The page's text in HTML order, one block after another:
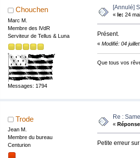
Chouchen
Marc M.
Membre des lVdR
Serviteur de Tellus & Luna
Messages: 1794
[Annulé]
« le: 24
Présent.
« Modifié: 04
Que tous vos
Trode
Jean M.
Membre du bureau
Centurion
Re :
«
Petite erreur